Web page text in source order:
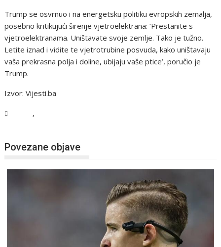
Trump se osvrnuo i na energetsku politiku evropskih zemalja,
posebno kritikujući širenje vjetroelektrana: ‘Prestanite s
vjetroelektranama. Uništavate svoje zemlje. Tako je tužno.
Letite iznad i vidite te vjetrotrubine posvuda, kako uništavaju
vaša prekrasna polja i doline, ubijaju vaše ptice’, poručio je
Trump.
Izvor: Vijesti.ba
,
Povezane objave